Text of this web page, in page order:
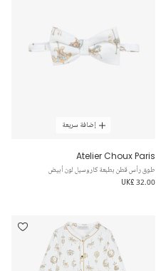
إضافة سريعة
Atelier Choux Paris
طوق رأس قطن بطبعة كاروسيل لون أبيض
UK£ 32.00